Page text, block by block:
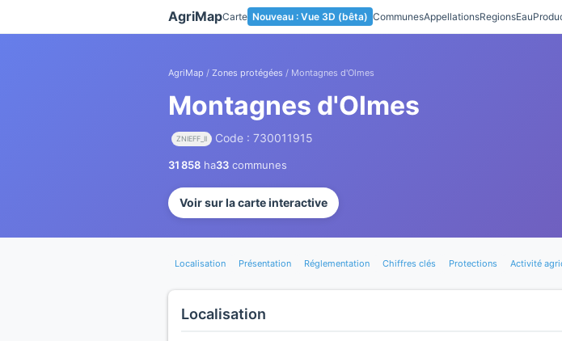
AgriMapCarte Nouveau : Vue 3D (bêta) CommunesAppellationsRegionsEau
AgriMap / Zones protégées / Montagnes d'Olmes
Montagnes d'Olmes
ZNIEFF_II Code : 730011915
31 858 ha33 communes
Voir sur la carte interactive
Localisation Présentation Réglementation Chiffres clés Protections Activité
Localisation
Panneau de gestion des cookies